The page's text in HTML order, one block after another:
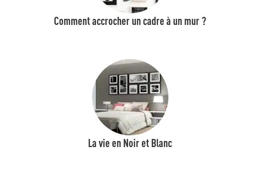
Comment accrocher un cadre à un mur ?
La vie en Noir et Blanc